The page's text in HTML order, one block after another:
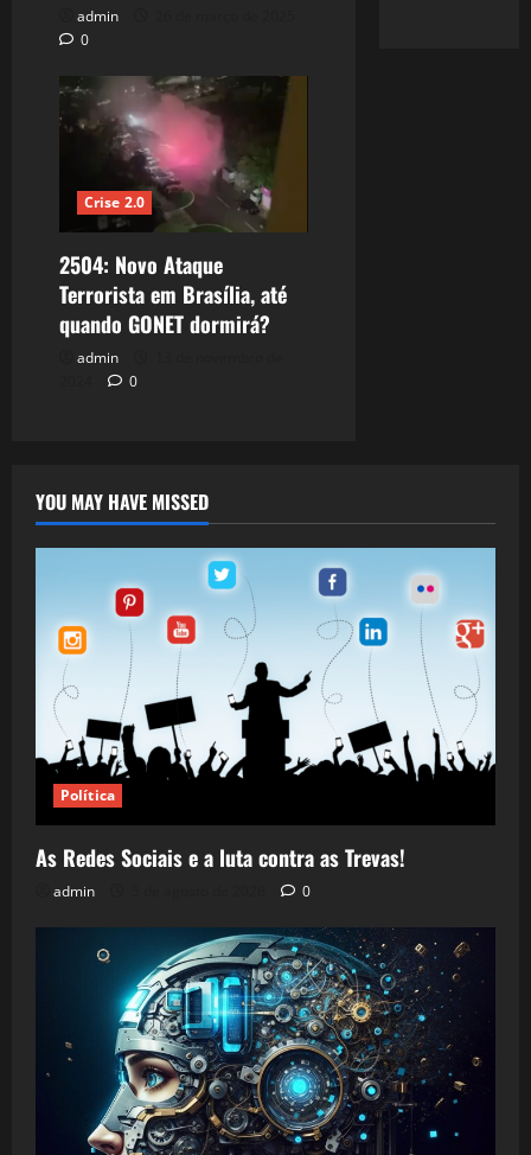
admin
0
Crise 2.0
2504: Novo Ataque
Terrorista em Brasília, até
quando GONET dormirá?
admin
0
YOU MAY HAVE MISSED
Política
As Redes Sociais e a luta contra as Trevas!
admin 0